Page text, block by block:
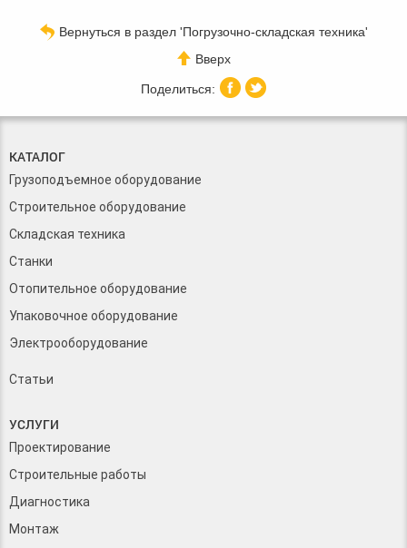
Вернуться в раздел 'Погрузочно-складская техника'
Вверх
КАТАЛОГ
Грузоподъемное оборудование
Строительное оборудование
Складская техника
Станки
Отопительное оборудование
Упаковочное оборудование
Электрооборудование
Статьи
УСЛУГИ
Проектирование
Строительные работы
Диагностика
Монтаж